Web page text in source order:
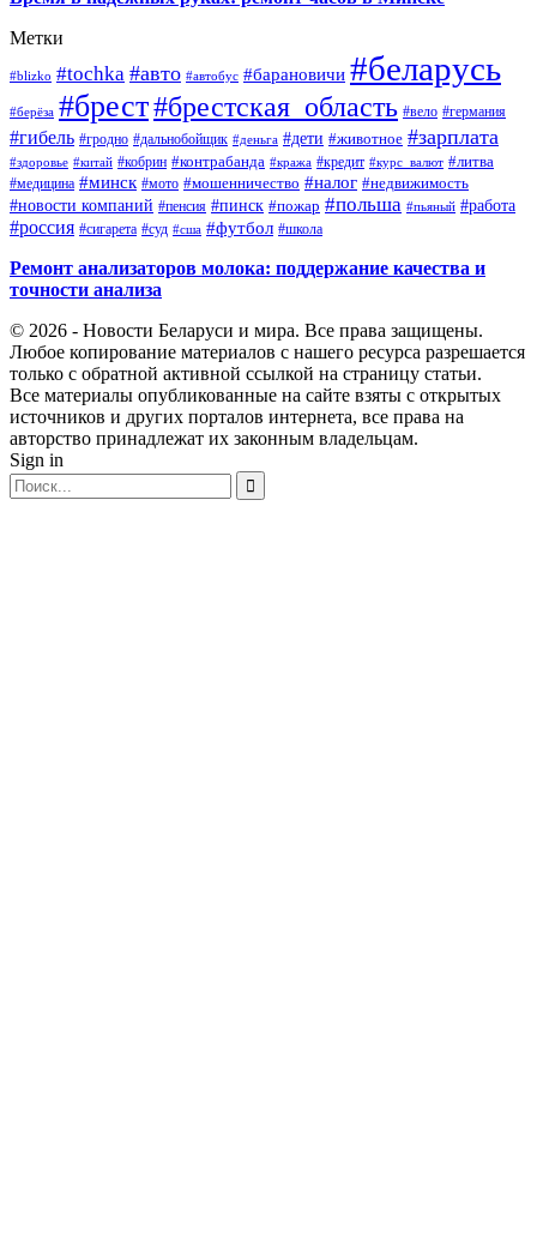
Метки
#blizko #tochka #авто #автобус #барановичи #беларусь
#берёза #брест#брестская_область #вело #германия
#гибель #гродно #дальнобойщик #деньга #дети #животное #зарплата
#здоровье #китай #кобрин #контрабанда #кража #кредит #курс_валют #литва
#медицина #минск #мото #мошенничество #налог #недвижимость
#новости компаний #пенсия #пинск #пожар #польша #пьяный #работа
#россия #сигарета #суд #сша #футбол #школа
Ремонт анализаторов молока: поддержание качества и
точности анализа
© 2026 - Новости Беларуси и мира. Все права защищены.
Любое копирование материалов с нашего ресурса разрешается
только с обратной активной ссылкой на страницу статьи.
Все материалы опубликованные на сайте взяты с открытых
источников и других порталов интернета, все права на
авторство принадлежат их законным владельцам.
Sign in